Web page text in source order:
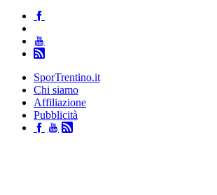
SporTrentino.it
Chi siamo
Affiliazione
Pubblicità